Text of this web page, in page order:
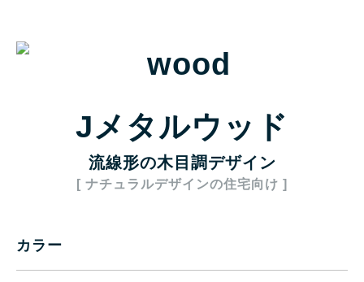
Jメタルウッド
流線形の木目調デザイン
[ ナチュラルデザインの住宅向け ]
カラー